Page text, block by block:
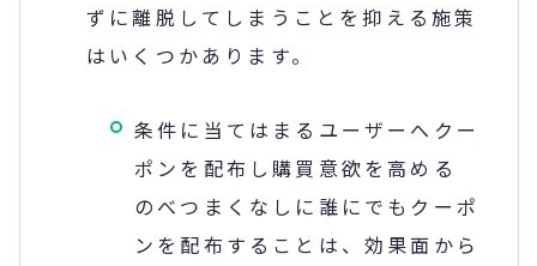
ずに離脱してしまうことを抑える施策
はいくつかあります。
条件に当てはまるユーザーへクー
ポンを配布し購買意欲を高める
のべつまくなしに誰にでもクーポ
ンを配布することは、効果面から